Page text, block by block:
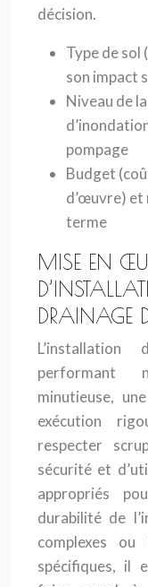
décision.
Type de
son impact
Niveau de
pompage
Budget
d’œuvre) et
terme
MISE EN
DRAINAGE
performant
minutieuse,
exécution
respecter
sécurité et
appropriés
durabilité de
complexes ou
spécifiques, il